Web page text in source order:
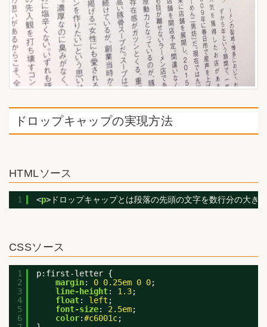
ドロップキャップの実現方法
HTMLソース
1 <p>ドロップキャップとは段落の先頭の文字を数行分の大き
CSSソース
1
2
3
4
5
6
p:first-letter {
margin: 0 0.25em 0 0;
line-height: 1.3;
float: left ;
font-size: 2.5em;
color:#c6001c;